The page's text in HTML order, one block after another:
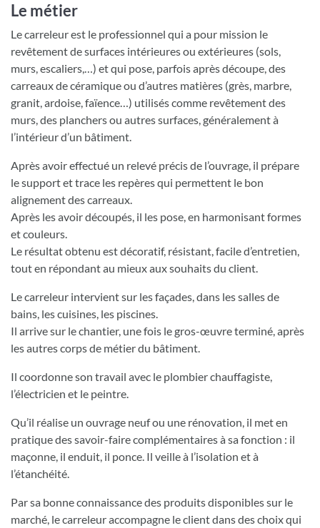
Le métier
Le carreleur est le professionnel qui a pour mission le
revêtement de surfaces intérieures ou extérieures (sols,
murs, escaliers,…) et qui pose, parfois après découpe, des
carreaux de céramique ou d’autres matières (grès, marbre,
granit, ardoise, faïence…) utilisés comme revêtement des
murs, des planchers ou autres surfaces, généralement à
l’intérieur d’un bâtiment.
Après avoir effectué un relevé précis de l’ouvrage, il prépare
le support et trace les repères qui permettent le bon
alignement des carreaux.
Après les avoir découpés, il les pose, en harmonisant formes
et couleurs.
Le résultat obtenu est décoratif, résistant, facile d’entretien,
tout en répondant au mieux aux souhaits du client.
Le carreleur intervient sur les façades, dans les salles de
bains, les cuisines, les piscines.
Il arrive sur le chantier, une fois le gros-œuvre terminé, après
les autres corps de métier du bâtiment.
Il coordonne son travail avec le plombier chauffagiste,
l’électricien et le peintre.
Qu’il réalise un ouvrage neuf ou une rénovation, il met en
pratique des savoir-faire complémentaires à sa fonction : il
maçonne, il enduit, il ponce. Il veille à l’isolation et à
l’étanchéité.
Par sa bonne connaissance des produits disponibles sur le
marché, le carreleur accompagne le client dans des choix qui